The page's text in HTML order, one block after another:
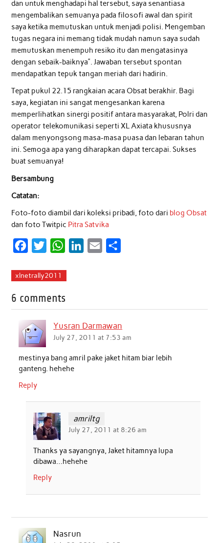
dan untuk menghadapi hal tersebut, saya senantiasa
mengembalikan semuanya pada filosofi awal dan spirit
saya ketika memutuskan untuk menjadi polisi. Mengemban
tugas negara ini memang tidak mudah namun saya sudah
memutuskan menempuh resiko itu dan mengatasinya
dengan sebaik-baiknya”. Jawaban tersebut spontan
mendapatkan tepuk tangan meriah dari hadirin.
Tepat pukul 22.15 rangkaian acara Obsat berakhir. Bagi
saya, kegiatan ini sangat mengesankan karena
memperlihatkan sinergi positif antara masyarakat, Polri dan
operator telekomunikasi seperti XL Axiata khususnya
dalam menyongsong masa-masa puasa dan lebaran tahun
ini. Semoga apa yang diharapkan dapat tercapai. Sukses
buat semuanya!
Bersambung
Catatan:
Foto-foto diambil dari koleksi pribadi, foto dari blog Obsat
dan foto Twitpic Pitra Satvika
c
b
o
o
k
i
t
W
s
p
I
xlnetrally2011
6 comments
Yusran Darmawan
July 27, 2011 at 7:53 am
mestinya bang amril pake jaket hitam biar lebih
ganteng. hehehe
Reply
amriltg
July 27, 2011 at 8:26 am
Thanks ya sayangnya, Jaket hitamnya lupa
dibawa…hehehe
Reply
Nasrun